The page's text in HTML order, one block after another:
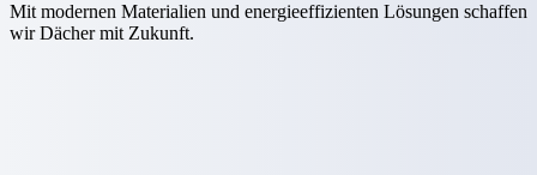
Mit modernen Materialien und energieeffizienten Lösungen schaffen
wir Dächer mit Zukunft.